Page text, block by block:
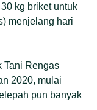
kg briket untuk
menjelang hari
Tani Rengas
2020, mulai
pun banyak